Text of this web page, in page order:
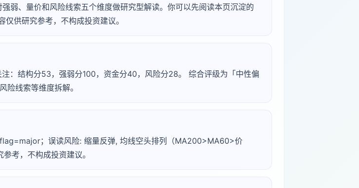
弱、量价和风险线索五个维度做研究型解读。你可以先阅读本页沉淀的
供研究参考，不构成投资建议。
结构分53，强弱分100，资金分40，风险分28。 综合评级为「中性偏
险线索等维度拆解。
；误读风险: 缩量反弹, 均线空头排列（MA200>MA60>价
考，不构成投资建议。